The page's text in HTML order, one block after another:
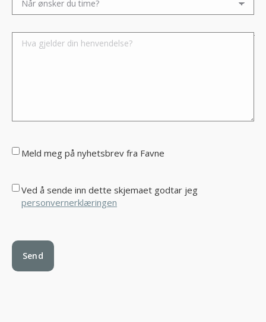
Please leave this field empty.
Meld meg på nyhetsbrev fra Favne
Ved å sende inn dette skjemaet godtar jeg
personvernerklæringen